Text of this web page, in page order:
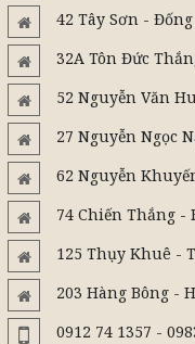
42 Tây Sơn -
32A Tôn Đức
52 Nguyễn Văn
27 Nguyễn Ngọc
62 Nguyễn
74 Chiến Thắng -
125 Thụy Khuê -
203 Hàng Bông -
0912 74 1357 -